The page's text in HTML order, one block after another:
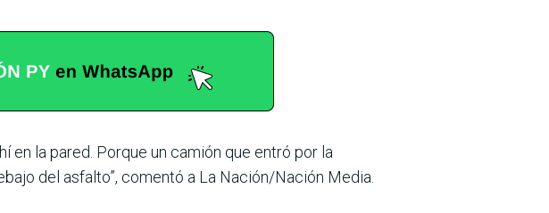
en la pared. Porque un camión que entró por la
del asfalto”, comentó a La Nación/Nación Media.